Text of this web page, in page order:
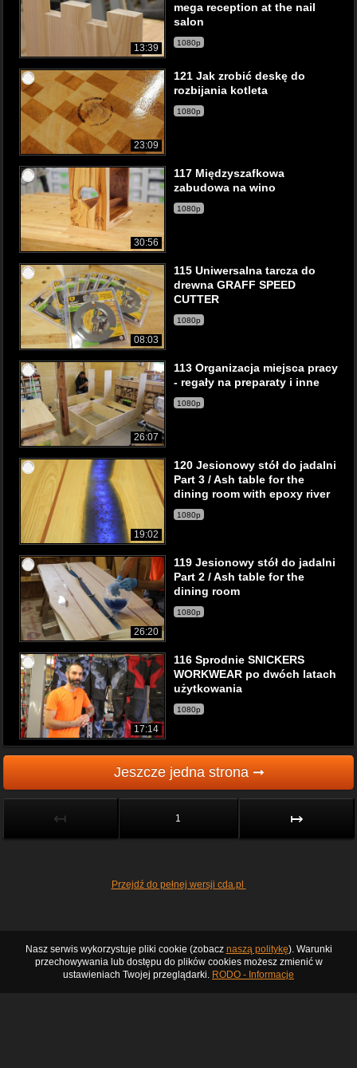
13:39
mega reception at the nail
salon
1080p
23:09
121 Jak zrobić deskę do
rozbijania kotleta
1080p
30:56
117 Międzyszafkowa
zabudowa na wino
1080p
08:03
115 Uniwersalna tarcza do
drewna GRAFF SPEED
CUTTER
1080p
26:07
113 Organizacja miejsca pracy
- regały na preparaty i inne
1080p
19:02
120 Jesionowy stół do jadalni
Part 3 / Ash table for the
dining room with epoxy river
1080p
26:20
119 Jesionowy stół do jadalni
Part 2 / Ash table for the
dining room
1080p
17:14
116 Sprodnie SNICKERS
WORKWEAR po dwóch latach
użytkowania
1080p
Jeszcze jedna strona ➞
↤ 1 ↦
Przejdź do pełnej wersji cda.pl
Nasz serwis wykorzystuje pliki cookie (zobacz naszą politykę). Warunki
przechowywania lub dostępu do plików cookies możesz zmienić w
ustawieniach Twojej przeglądarki. RODO - Informacje